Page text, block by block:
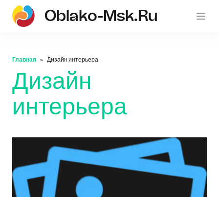
Oblako-Msk.ru
Главная Дизайн интерьера
Дизайн
интерьера